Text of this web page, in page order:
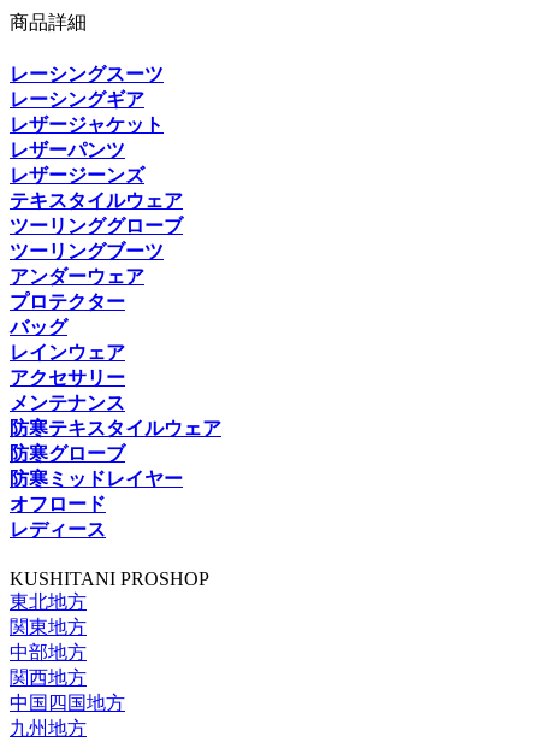
商品詳細
レーシングスーツ
レーシングギア
レザージャケット
レザーパンツ
レザージーンズ
テキスタイルウェア
ツーリンググローブ
ツーリングブーツ
アンダーウェア
プロテクター
バッグ
レインウェア
アクセサリー
メンテナンス
防寒テキスタイルウェア
防寒グローブ
防寒ミッドレイヤー
オフロード
レディース
KUSHITANI PROSHOP
東北地方
関東地方
中部地方
関西地方
中国四国地方
九州地方